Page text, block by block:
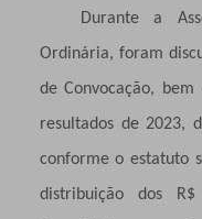
Durante a
Ordinária, foram
de Convocação,
resultados de 2023,
conforme o estatuto
distribuição dos